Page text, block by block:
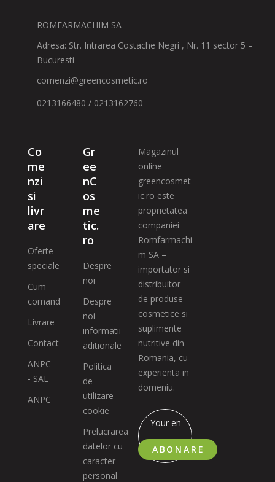
ROMFARMACHIM SA
Adresa: Str. Intrarea Costache Negri , Nr. 11 sector 5 –
Bucuresti
comenzi@greencosmetic.ro
0213166480 / 0213162760
Co
me
nzi
si
livr
are
Oferte
speciale
Cum
comand
Livrare
Contact
ANPC
- SAL
ANPC
Gr
ee
nC
os
me
tic.
ro
Despre
noi
Despre
noi –
informatii
aditionale
Politica
de
utilizare
cookie
Prelucrarea
datelor cu
caracter
personal
Magazinul
online
greencosmet
ic.ro este
proprietatea
companiei
Romfarmachi
m SA –
importator si
distribuitor
de produse
cosmetice si
suplimente
nutritive din
Romania, cu
experienta in
domeniu.
ABONARE